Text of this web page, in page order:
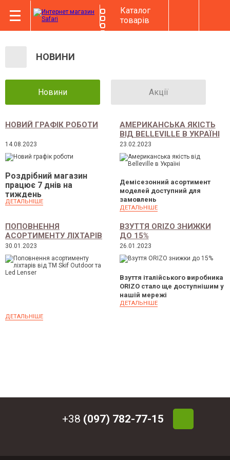
Каталог
товарів
НОВИНИ
Новини Акції
НОВИЙ ГРАФІК РОБОТИ
14.08.2023
Роздрібний магазин
працює 7 днів на
тиждень
ДЕТАЛЬНІШЕ
АМЕРИКАНСЬКА ЯКІСТЬ
ВІД BELLEVILLE В УКРАЇНІ
23.02.2023
Демісезонний асортимент
моделей доступний для
замовлень
ДЕТАЛЬНІШЕ
ПОПОВНЕННЯ
АСОРТИМЕНТУ ЛІХТАРІВ
ВІД ТМ SKIF OUTDOOR ТА
LED LENSER
30.01.2023
ДЕТАЛЬНІШЕ
ВЗУТТЯ ORIZO ЗНИЖКИ
ДО 15%
26.01.2023
Взуття італійського виробника
ORIZO стало ще доступнішим у
нашій мережі
ДЕТАЛЬНІШЕ
+38 (097) 782-77-15